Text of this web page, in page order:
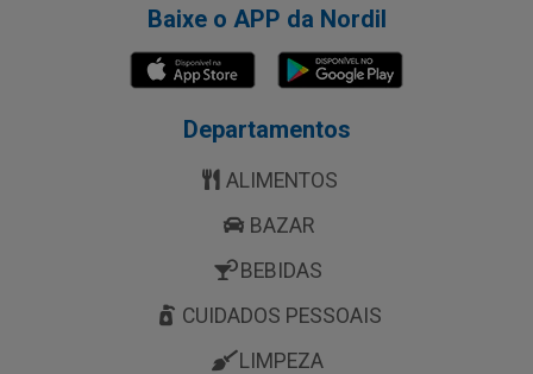
Baixe o APP da Nordil
Departamentos
ALIMENTOS
BAZAR
BEBIDAS
CUIDADOS PESSOAIS
LIMPEZA